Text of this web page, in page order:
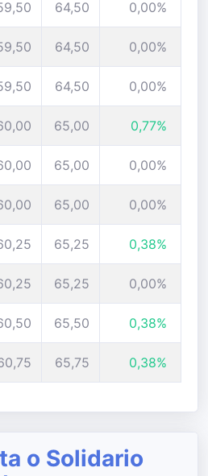
64,50 0,00%
64,50 0,00%
64,50 0,00%
65,00 0,77%
65,00 0,00%
65,00 0,00%
65,25 0,38%
65,25 0,00%
65,50 0,38%
65,75 0,38%
o Solidario